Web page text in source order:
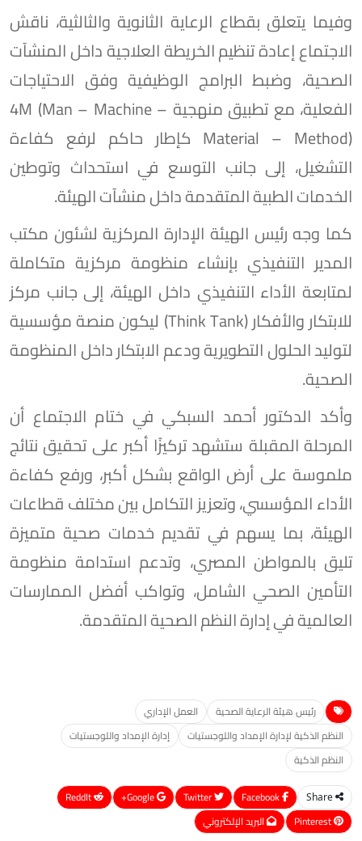
وفيما يتعلق بقطاع الرعاية الثانوية والثالثية، ناقش
الاجتماع إعادة تنظيم الخريطة العلاجية داخل المنشآت
الصحية، وضبط البرامج الوظيفية وفق الاحتياجات
الفعلية، مع تطبيق منهجية 4M (Man – Machine –
Material – Method) كإطار حاكم لرفع كفاءة
التشغيل، إلى جانب التوسع في استحداث وتوطين
الخدمات الطبية المتقدمة داخل منشآت الهيئة.
كما وجه رئيس الهيئة الإدارة المركزية لشئون مكتب
المدير التنفيذي بإنشاء منظومة مركزية متكاملة
لمتابعة الأداء التنفيذي داخل الهيئة، إلى جانب مركز
للابتكار والأفكار (Think Tank) ليكون منصة مؤسسية
لتوليد الحلول التطويرية ودعم الابتكار داخل المنظومة
الصحية.
وأكد الدكتور أحمد السبكي في ختام الاجتماع أن
المرحلة المقبلة ستشهد تركيزًا أكبر على تحقيق نتائج
ملموسة على أرض الواقع بشكل أكبر، ورفع كفاءة
الأداء المؤسسي، وتعزيز التكامل بين مختلف قطاعات
الهيئة، بما يسهم في تقديم خدمات صحية متميزة
تليق بالمواطن المصري، وتدعم استدامة منظومة
التأمين الصحي الشامل، وتواكب أفضل الممارسات
العالمية في إدارة النظم الصحية المتقدمة.
رئيس هيئة الرعاية الصحية
العمل الإداري
النظم الذكية لإدارة الإمداد واللوجستيات
إدارة الإمداد واللوجستيات
النظم الذكية
Share
Google+
ReddIt
Pinterest
البريد الإلكتروني